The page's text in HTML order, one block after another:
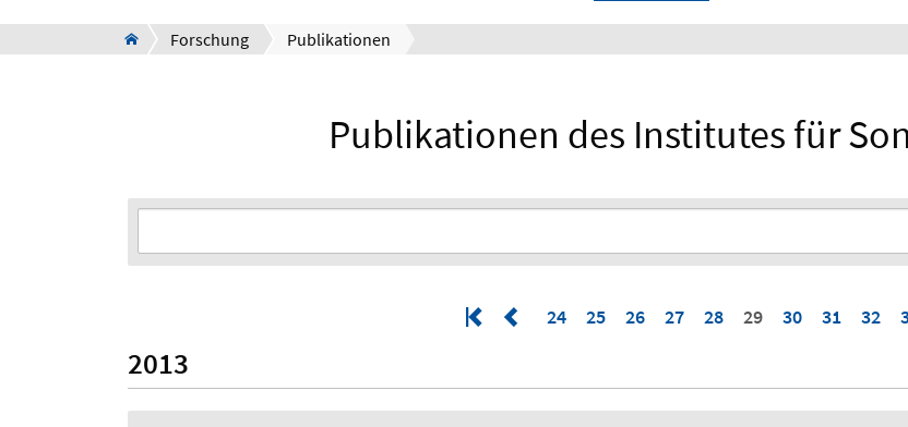
Forschung Publikationen
Publikationen des Institutes für
24 25 26 27 28 29 30 31 32
2013